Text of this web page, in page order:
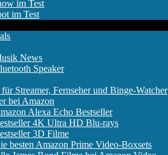
im Test
im Test
News
Speaker
Streamer, Fernseher und Binge-Watcher
bei Amazon
Alexa Echo Bestseller
4K Ultra HD Blu-rays
3D Filme
besten Amazon Prime Video-Boxsets